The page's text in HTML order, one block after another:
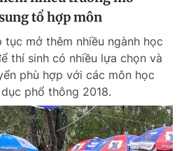
tổ hợp môn
mở thêm nhiều ngành học
thí sinh có nhiều lựa chọn và
phù hợp với các môn học
phổ thông 2018.